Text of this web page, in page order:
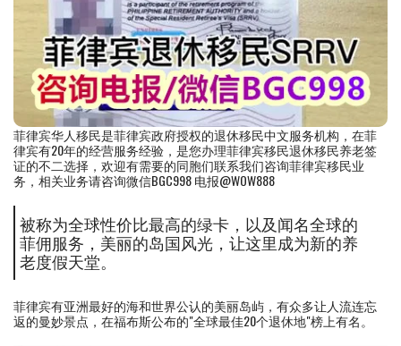
菲律宾华人移民是菲律宾政府授权的退休移民中文服务机构，在菲
律宾有20年的经营服务经验，是您办理菲律宾移民退休移民养老签
证的不二选择，欢迎有需要的同胞们联系我们咨询菲律宾移民业
务，相关业务请咨询微信BGC998 电报@WOW888
被称为全球性价比最高的绿卡，以及闻名全球的
菲佣服务，美丽的岛国风光，让这里成为新的养
老度假天堂。
菲律宾有亚洲最好的海和世界公认的美丽岛屿，有众多让人流连忘
返的曼妙景点，在福布斯公布的"全球最佳20个退休地"榜上有名。